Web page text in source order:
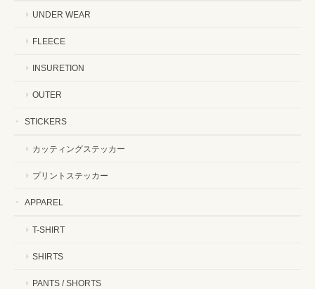
UNDER WEAR
FLEECE
INSURETION
OUTER
STICKERS
カッティングステッカー
プリントステッカー
APPAREL
T-SHIRT
SHIRTS
PANTS / SHORTS